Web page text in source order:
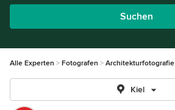
Suchen
Alle Experten Fotografen Architekturfotografie
Kiel